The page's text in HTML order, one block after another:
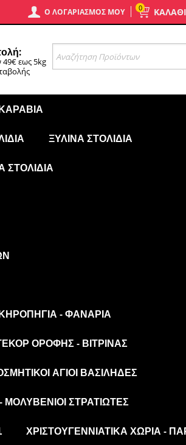
0
Ο ΛΟΓΑΡΙΑΣΜΌΣ ΜΟΥ
49€ εως 5kg
ΞΎΛΙΝΑ ΣΤΟΛΊΔΙΑ
ΣΤΟΛΊΔΙΑ
- ΦΑΝΆΡΙΑ
ΟΡΟΦΉΣ - ΒΙΤΡΊΝΑΣ
ΆΓΙΟΙ ΒΑΣΊΛΗΔΕΣ
ΣΤΡΑΤΙΏΤΕΣ
ΧΡΙΣΤΟΥΓΕΝΝΙΆΤΙΚΑ ΧΩΡΙΆ -